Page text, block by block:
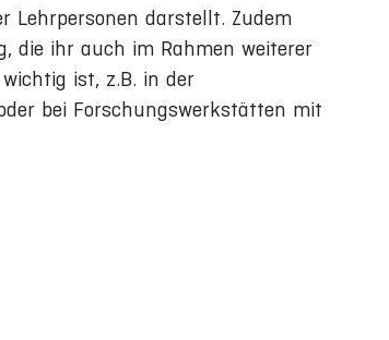
Lehrpersonen darstellt. Zudem
die ihr auch im Rahmen weiterer
ist, z.B. in der
bei Forschungswerkstätten mit